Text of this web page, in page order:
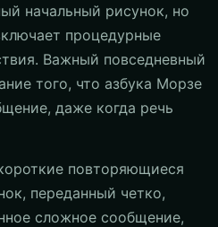
начальный рисунок, но
процедурные
Важный повседневный
того, что азбука Морзе
даже когда речь
повторяющиеся
переданный четко,
сложное сообщение,